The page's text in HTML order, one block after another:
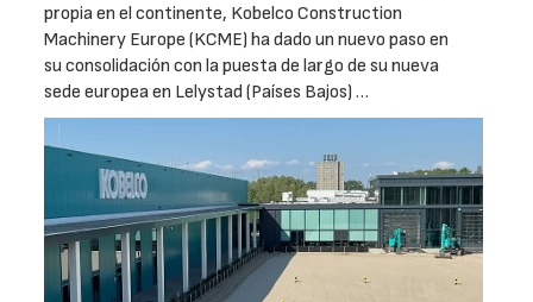
propia en el continente, Kobelco Construction
Machinery Europe (KCME) ha dado un nuevo paso en
su consolidación con la puesta de largo de su nueva
sede europea en Lelystad (Países Bajos) …